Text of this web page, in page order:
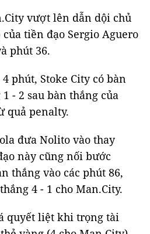
vượt lên dẫn dội chủ
tiền đạo Sergio Aguero
phút 36.
phút, Stoke City có bàn
- 2 sau bàn thắng của
quả penalty.
đưa Nolito vào thay
này cũng nối bước
thắng vào các phút 86,
4 - 1 cho Man.City.
quyết liệt khi trọng tài